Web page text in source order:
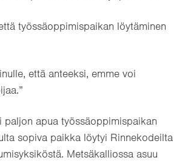
työssäoppimispaikan löytäminen
että anteeksi, emme voi
paljon apua työssäoppimispaikan
sopiva paikka löytyi Rinnekodeilta
Metsäkalliossa asuu